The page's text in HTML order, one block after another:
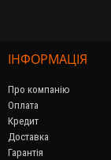
ІНФОРМАЦІЯ
Про компанію
Оплата
Кредит
Доставка
Гарантія